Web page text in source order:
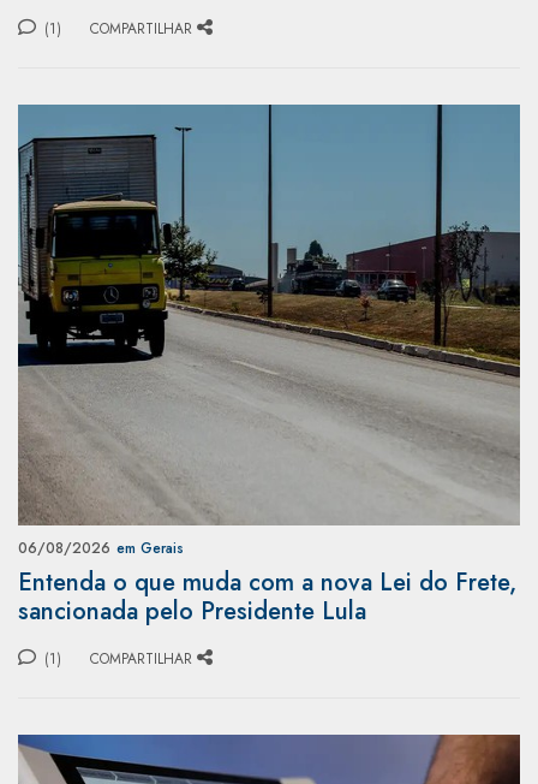
(1) COMPARTILHAR
06/08/2026 em Gerais
Entenda o que muda com a nova Lei do Frete,
sancionada pelo Presidente Lula
(1) COMPARTILHAR